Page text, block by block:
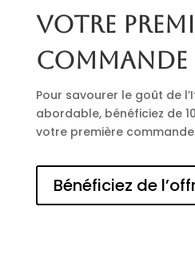
votre
commande
Pour savourer le goût de
abordable, bénéficiez de
votre première
Bénéficiez de